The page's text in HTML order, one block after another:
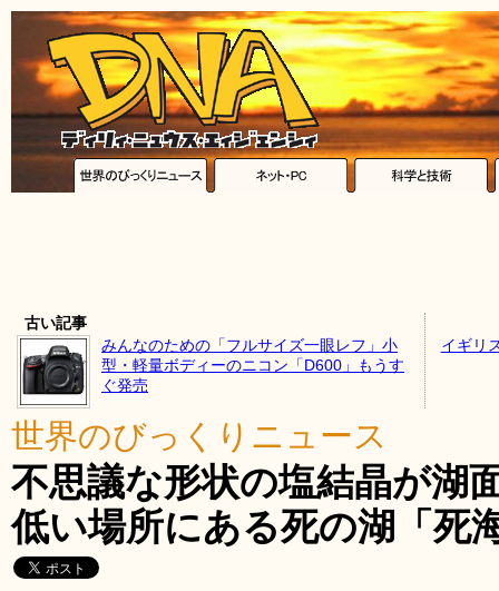
古い記事
みんなのための「フルサイズ一眼レフ」小
型・軽量ボディーのニコン「D600」もうす
ぐ発売
イギリ
世界のびっくりニュース
不思議な形状の塩結晶が湖
低い場所にある死の湖「死